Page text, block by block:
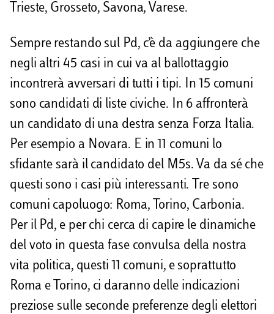
Trieste, Grosseto, Savona, Varese.
Sempre restando sul Pd, c’è da aggiungere che
negli altri 45 casi in cui va al ballottaggio
incontrerà avversari di tutti i tipi. In 15 comuni
sono candidati di liste civiche. In 6 affronterà
un candidato di una destra senza Forza Italia.
Per esempio a Novara. E in 11 comuni lo
sfidante sarà il candidato del M5s. Va da sé che
questi sono i casi più interessanti. Tre sono
comuni capoluogo: Roma, Torino, Carbonia.
Per il Pd, e per chi cerca di capire le dinamiche
del voto in questa fase convulsa della nostra
vita politica, questi 11 comuni, e soprattutto
Roma e Torino, ci daranno delle indicazioni
preziose sulle seconde preferenze degli elettori